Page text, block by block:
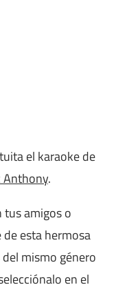
el karaoke de
Anthony.
tus amigos o
esta hermosa
mismo género
en el